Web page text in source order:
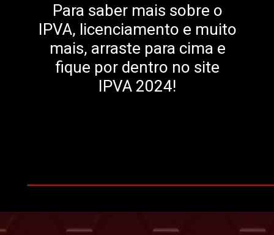
Para saber mais sobre o
IPVA, licenciamento e muito
mais, arraste para cima e
fique por dentro no site
IPVA 2024!
Openinghttps://www.ipvaconsulta.app.br/